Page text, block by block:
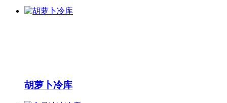
胡萝卜冷库